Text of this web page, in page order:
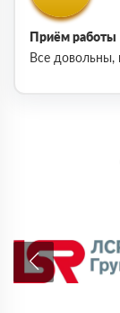
Приём работы
Все довольны,